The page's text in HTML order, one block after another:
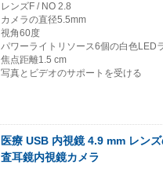
レンズF / NO 2.8
カメラの直径5.5mm
視角60度
パワーライトリソース6個の白色LED
焦点距離1.5 cm
写真とビデオのサポートを受ける
医療 USB 内視鏡 4.9 mm レン
査耳鏡内視鏡カメラ